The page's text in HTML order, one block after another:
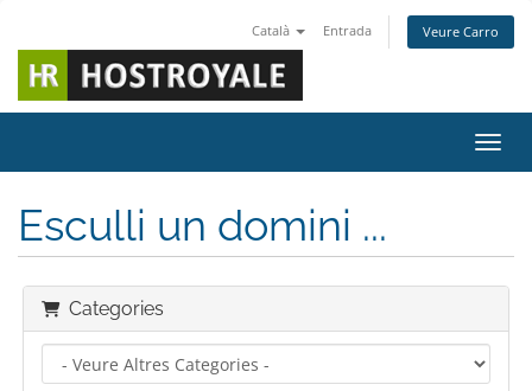
Català Entrada Veure Carro
Esculli un domini ...
Categories